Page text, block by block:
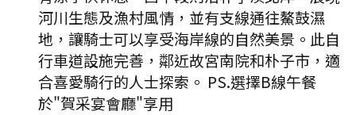
河川生態及漁村風情，並有支線通往鰲鼓濕
地，讓騎士可以享受海岸線的自然美景。此自
行車道設施完善，鄰近故宮南院和朴子市，適
合喜愛騎行的人士探索。 PS.選擇B線午餐
於"賀采宴會廳"享用